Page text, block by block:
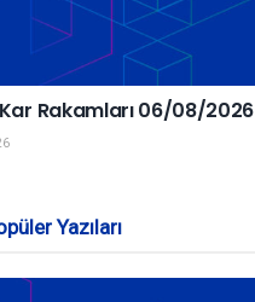
Rakamları 06/08/2026
Yazıları